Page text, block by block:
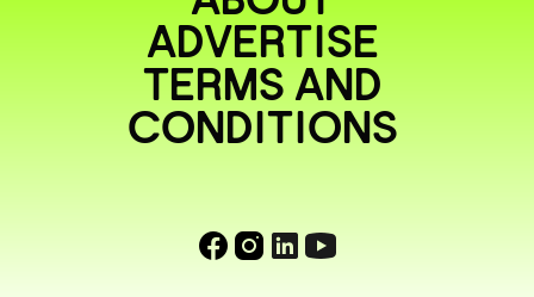
ADVERTISE
TERMS AND
CONDITIONS